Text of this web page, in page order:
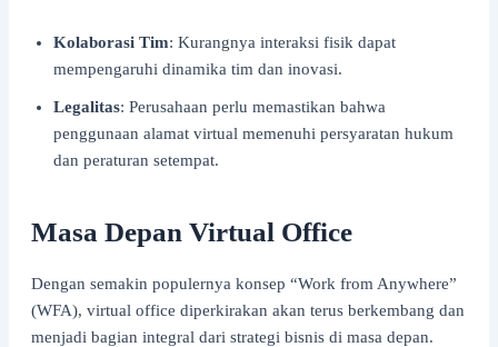
Kolaborasi Tim: Kurangnya interaksi fisik dapat
mempengaruhi dinamika tim dan inovasi.
Legalitas: Perusahaan perlu memastikan bahwa
penggunaan alamat virtual memenuhi persyaratan hukum
dan peraturan setempat.
Masa Depan Virtual Office
Dengan semakin populernya konsep “Work from Anywhere”
(WFA), virtual office diperkirakan akan terus berkembang dan
menjadi bagian integral dari strategi bisnis di masa depan.